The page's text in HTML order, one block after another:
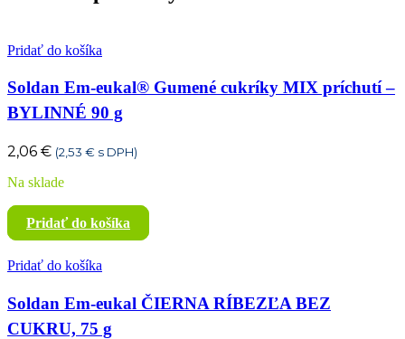
Pridať do košíka
Soldan Em-eukal® Gumené cukríky MIX príchutí –
BYLINNÉ 90 g
2,06 € (2,53 € s DPH)
Na sklade
Pridať do košíka
Pridať do košíka
Soldan Em-eukal ČIERNA RÍBEZĽA BEZ
CUKRU, 75 g